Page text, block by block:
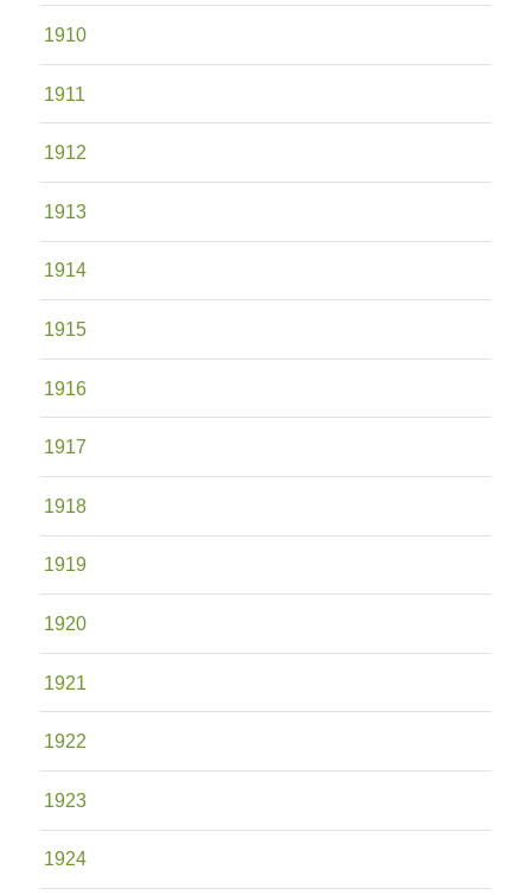
1910
1911
1912
1913
1914
1915
1916
1917
1918
1919
1920
1921
1922
1923
1924